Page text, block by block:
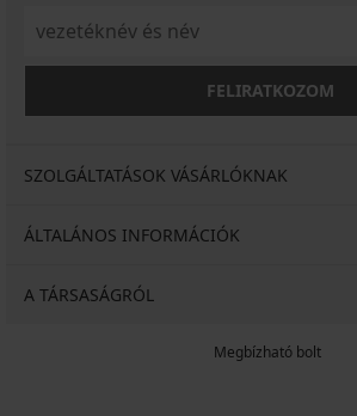
FELIRATKOZOM
SZOLGÁLTATÁSOK VÁSÁRLÓKNAK
ÁLTALÁNOS INFORMÁCIÓK
A TÁRSASÁGRÓL
Megbízható bolt